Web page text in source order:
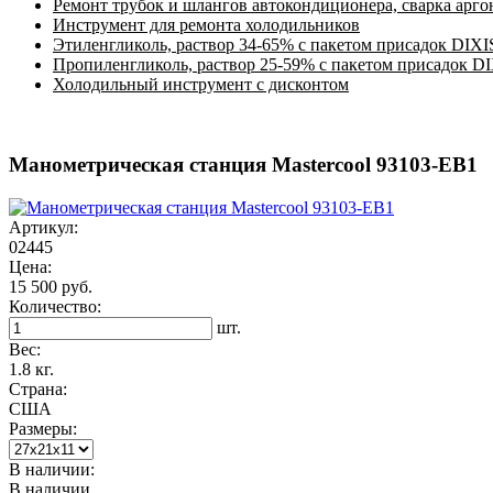
Ремонт трубок и шлангов автокондиционера, сварка
Инструмент для ремонта холодильников
Этиленгликоль, раствор 34-65% с пакетом присадок
Пропиленгликоль, раствор 25-59% с пакетом присадок
Холодильный инструмент с дисконтом
Манометрическая станция Mastercool 93103-EB1
Артикул:
02445
Цена:
15 500 руб.
Количество:
шт.
Вес:
1.8 кг.
Страна:
США
Размеры:
В наличии:
В наличии